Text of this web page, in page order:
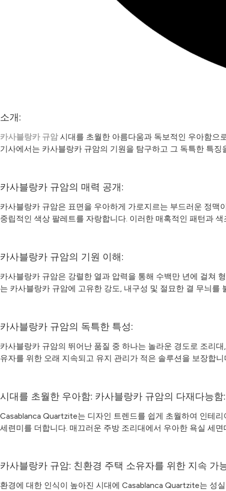
소개:
카사블랑카 규암 시대를 초월한 아름다움과 독보적인 우아함으
기사에서는 카사블랑카 규암의 기원을 탐구하고 그 독특한 특
카사블랑카 규암의 매력 공개:
카사블랑카 규암은 표면을 우아하게 가로지르는 부드러운 정맥
중립적인 색상 팔레트를 자랑합니다. 이러한 매혹적인 패턴과
카사블랑카 규암의 기원 이해:
카사블랑카 규암은 강렬한 열과 압력을 통해 수백만 년에 걸쳐
는 카사블랑카 규암에 고유한 강도, 내구성 및 절묘한 결 무늬를
카사블랑카 규암의 독특한 특성:
카사블랑카 규암의 뛰어난 품질 중 하나는 놀라운 경도로 조리
유자를 위한 오래 지속되고 유지 관리가 적은 솔루션을 보장합
시대를 초월한 우아함: 카사블랑카 규암의 다재다능함:
Casablanca Quartzite는 디자인 트렌드를 쉽게 초월하여 인테
세련미를 더합니다. 매끄러운 주방 조리대에서 우아한 욕실 세
카사블랑카 규암: 친환경 주택 소유자를 위한 지속 가
환경에 대한 인식이 높아진 시대에 Casablanca Quartzite는 성